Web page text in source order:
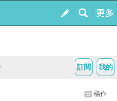
我的
訂閱
楊作